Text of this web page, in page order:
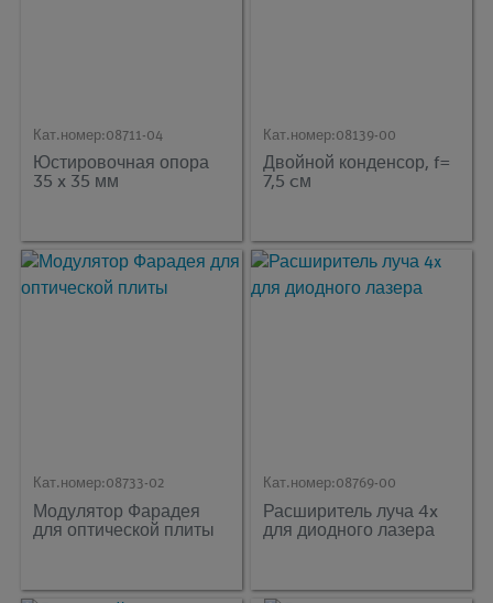
Кат.номер:08711-04
Юстировочная опора
35 x 35 мм
Кат.номер:08139-00
Двойной конденсор, f=
7,5 cм
Кат.номер:08733-02
Модулятор Фарадея
для оптической плиты
Кат.номер:08769-00
Расширитель луча 4x
для диодного лазера